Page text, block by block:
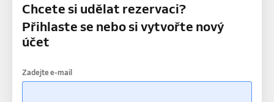
Chcete si udělat rezervaci?
Přihlaste se nebo si vytvořte nový
účet
Zadejte e-mail